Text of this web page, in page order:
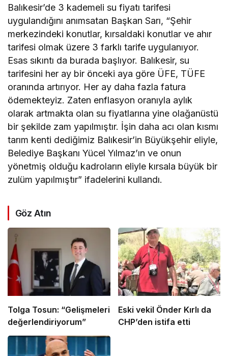
Balıkesir’de 3 kademeli su fiyatı tarifesi
uygulandığını anımsatan Başkan Sarı, “Şehir
merkezindeki konutlar, kırsaldaki konutlar ve ahır
tarifesi olmak üzere 3 farklı tarife uygulanıyor.
Esas sıkıntı da burada başlıyor. Balıkesir, su
tarifesini her ay bir önceki aya göre ÜFE, TÜFE
oranında artırıyor. Her ay daha fazla fatura
ödemekteyiz. Zaten enflasyon oranıyla aylık
olarak artmakta olan su fiyatlarına yine olağanüstü
bir şekilde zam yapılmıştır. İşin daha acı olan kısmı
tarım kenti dediğimiz Balıkesir’in Büyükşehir eliyle,
Belediye Başkanı Yücel Yılmaz’ın ve onun
yönetmiş olduğu kadroların eliyle kırsala büyük bir
zulüm yapılmıştır” ifadelerini kullandı.
Göz Atın
Tolga Tosun: “Gelişmeleri
değerlendiriyorum”
Eski vekil Önder Kırlı da
CHP’den istifa etti